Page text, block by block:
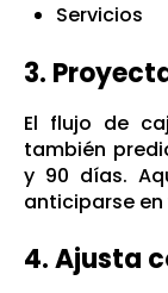
Servicios
3.
El flujo de
también
y 90 días.
anticiparse
4. Ajusta